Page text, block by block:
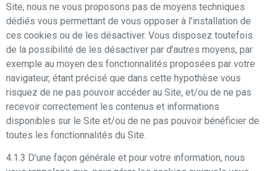
Site, nous ne vous proposons pas de moyens techniques
dédiés vous permettant de vous opposer à l’installation de
ces cookies ou de les désactiver. Vous disposez toutefois
de la possibilité de les désactiver par d’autres moyens, par
exemple au moyen des fonctionnalités proposées par votre
navigateur, étant précisé que dans cette hypothèse vous
risquez de ne pas pouvoir accéder au Site, et/ou de ne pas
recevoir correctement les contenus et informations
disponibles sur le Site et/ou de ne pas pouvoir bénéficier de
toutes les fonctionnalités du Site.
4.1.3 D’une façon générale et pour votre information, nous